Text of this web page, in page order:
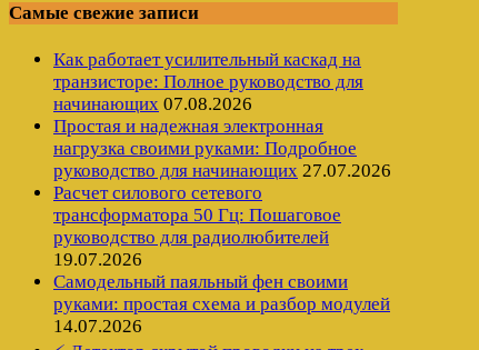
Самые свежие записи
Как работает усилительный каскад на
транзисторе: Полное руководство для
начинающих 07.08.2026
Простая и надежная электронная
нагрузка своими руками: Подробное
руководство для начинающих 27.07.2026
Расчет силового сетевого
трансформатора 50 Гц: Пошаговое
руководство для радиолюбителей
19.07.2026
Самодельный паяльный фен своими
руками: простая схема и разбор модулей
14.07.2026